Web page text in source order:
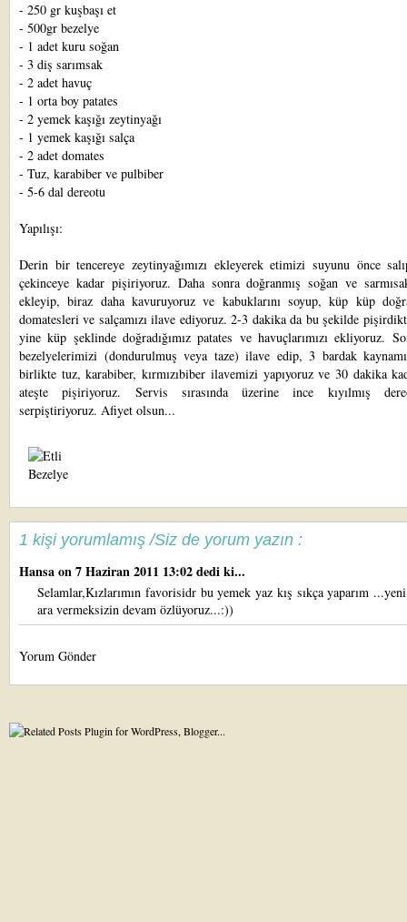
- 250 gr kuşbaşı et
- 500gr bezelye
- 1 adet kuru soğan
- 3 diş sarımsak
- 2 adet havuç
- 1 orta boy patates
- 2 yemek kaşığı zeytinyağı
- 1 yemek kaşığı salça
- 2 adet domates
- Tuz, karabiber ve pulbiber
- 5-6 dal dereotu
Yapılışı:
Derin bir tencereye zeytinyağımızı ekleyerek etimizi suyunu önce
çekinceye kadar pişiriyoruz. Daha sonra doğranmış soğan ve
ekleyip, biraz daha kavuruyoruz ve kabuklarını soyup, küp küp
domatesleri ve salçamızı ilave ediyoruz. 2-3 dakika da bu şekilde
yine küp şeklinde doğradığımız patates ve havuçlarımızı ekliyoruz.
bezelyelerimizi (dondurulmuş veya taze) ilave edip, 3 bardak
birlikte tuz, karabiber, kırmızıbiber ilavemizi yapıyoruz ve 30 dakika
ateşte pişiriyoruz. Servis sırasında üzerine ince kıyılmış
serpiştiriyoruz. Afiyet olsun...
1 kişi yorumlamış /Siz de yorum yazın :
Hansaon 7 Haziran 2011 13:02 dedi ki...
Selamlar,Kızlarımın favorisidr bu yemek yaz kış sıkça yaparım
ara vermeksizin devam özlüyoruz...:))
Yorum Gönder